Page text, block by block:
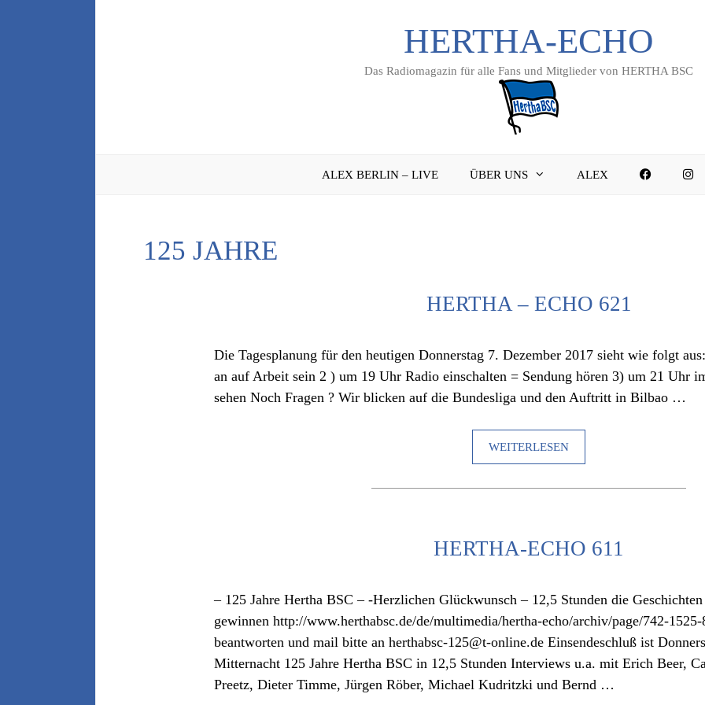
HERTHA-ECHO
Das Radiomagazin für alle Fans und Mitglieder von HERTHA BSC
ALEX BERLIN – LIVE ÜBER UNS ALEX
125 JAHRE
HERTHA – ECHO 621
Die Tagesplanung für den heutigen Donnerstag 7. Dezember 2017 sieht wie folgt
an auf Arbeit sein 2 ) um 19 Uhr Radio einschalten = Sendung hören 3) um 21 Uhr
sehen Noch Fragen ? Wir blicken auf die Bundesliga und den Auftritt in Bilbao …
WEITERLESEN
HERTHA-ECHO 611
– 125 Jahre Hertha BSC – -Herzlichen Glückwunsch – 12,5 Stunden die
gewinnen http://www.herthabsc.de/de/multimedia/hertha-echo/archiv/page/742-
beantworten und mail bitte an herthabsc-125@t-online.de Einsendeschluß ist
Mitternacht 125 Jahre Hertha BSC in 12,5 Stunden Interviews u.a. mit Erich Beer,
Preetz, Dieter Timme, Jürgen Röber, Michael Kudritzki und Bernd …